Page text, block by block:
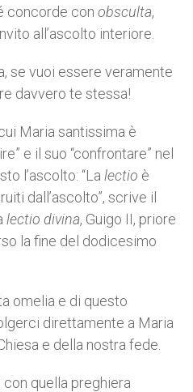
concorde con obsculta,
all’ascolto interiore.
se vuoi essere veramente
davvero te stessa!
Maria santissima è
e il suo “confrontare” nel
l’ascolto: “La lectio è
dall’ascolto”, scrive il
lectio divina, Guigo II, priore
la fine del dodicesimo
omelia e di questo
direttamente a Maria
e della nostra fede.
quella preghiera